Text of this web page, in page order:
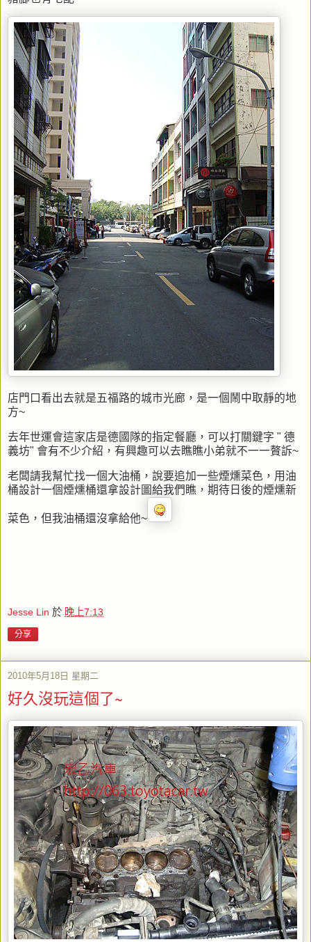
店門口看出去就是五福路的城市光廊，是一個鬧中取靜的地
方~
去年世運會這家店是德國隊的指定餐廳，可以打關鍵字 " 德
義坊" 會有不少介紹，有興趣可以去瞧瞧小弟就不一一贅訴~
老闆請我幫忙找一個大油桶，說要追加一些煙燻菜色，用油
桶設計一個煙燻桶還拿設計圖給我們瞧，期待日後的煙燻新
菜色，但我油桶還沒拿給他~
Jesse Lin 於 晚上7:13
分享
2010年5月18日 星期二
好久沒玩這個了~